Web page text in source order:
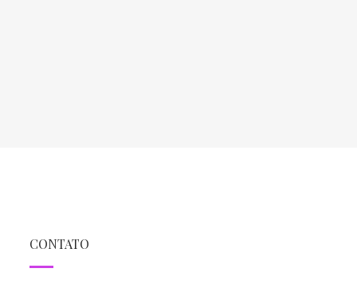
CONTATO